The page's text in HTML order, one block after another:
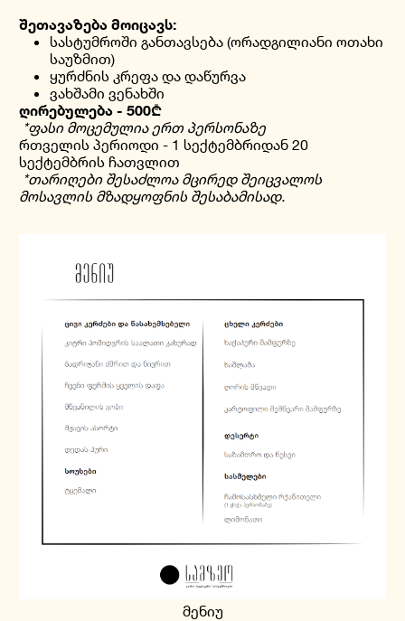
შეთავაზება მოიცავს:
სასტუმროში განთავსება (ორადგილიანი ოთახი
საუზმით)
ყურძნის კრეფა და დაწურვა
ვახშამი ვენახში
ღირებულება - 500₾
*ფასი მოცემულია ერთ პერსონაზე
რთველის პერიოდი - 1 სექტემბრიდან 20
სექტემბრის ჩათვლით
*თარიღები შესაძლოა მცირედ შეიცვალოს
მოსავლის მზადყოფნის შესაბამისად.
მენიუ